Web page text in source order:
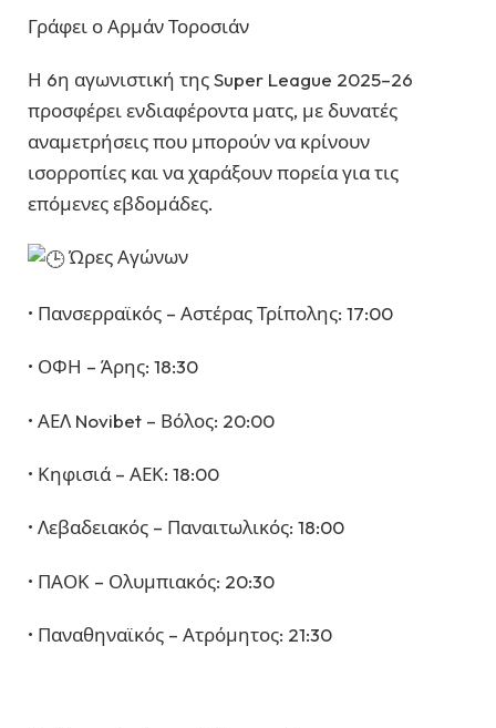
Γράφει ο Αρμάν Τοροσιάν
Η 6η αγωνιστική της Super League 2025–26
προσφέρει ενδιαφέροντα ματς, με δυνατές
αναμετρήσεις που μπορούν να κρίνουν
ισορροπίες και να χαράξουν πορεία για τις
επόμενες εβδομάδες.
Ώρες Αγώνων
• Πανσερραϊκός – Αστέρας Τρίπολης: 17:00
• ΟΦΗ – Άρης: 18:30
• ΑΕΛ Novibet – Βόλος: 20:00
• Κηφισιά – ΑΕΚ: 18:00
• Λεβαδειακός – Παναιτωλικός: 18:00
• ΠΑΟΚ – Ολυμπιακός: 20:30
• Παναθηναϊκός – Ατρόμητος: 21:30